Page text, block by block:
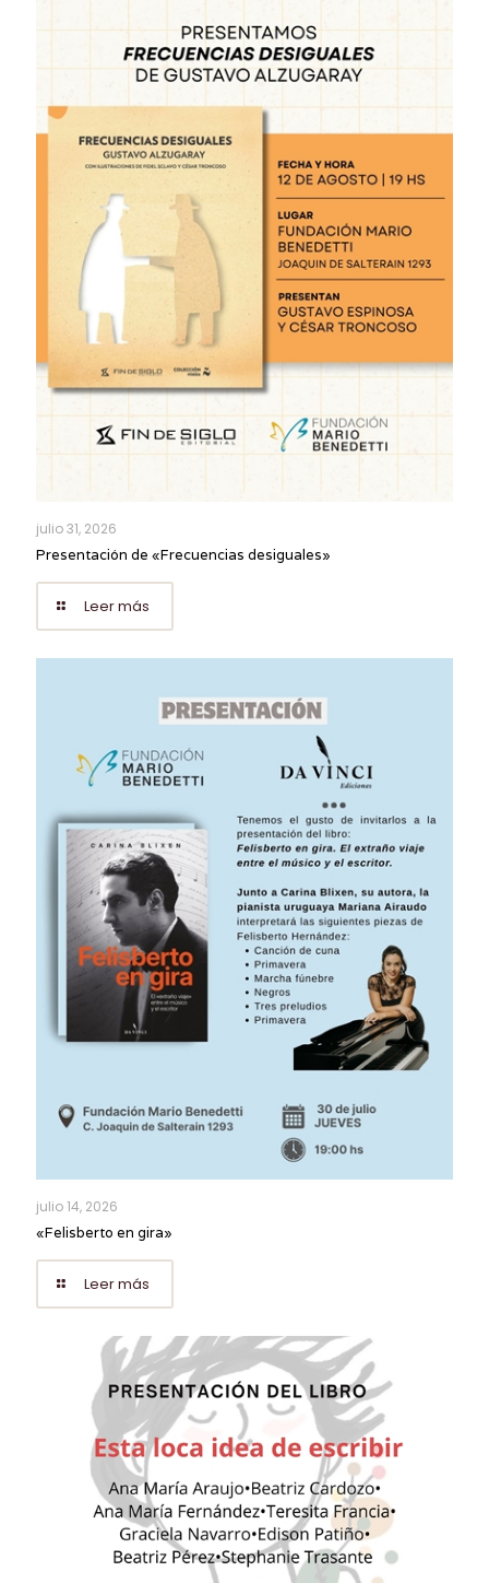
julio 31, 2026
Presentación de «Frecuencias desiguales»
Leer más
julio 14, 2026
«Felisberto en gira»
Leer más